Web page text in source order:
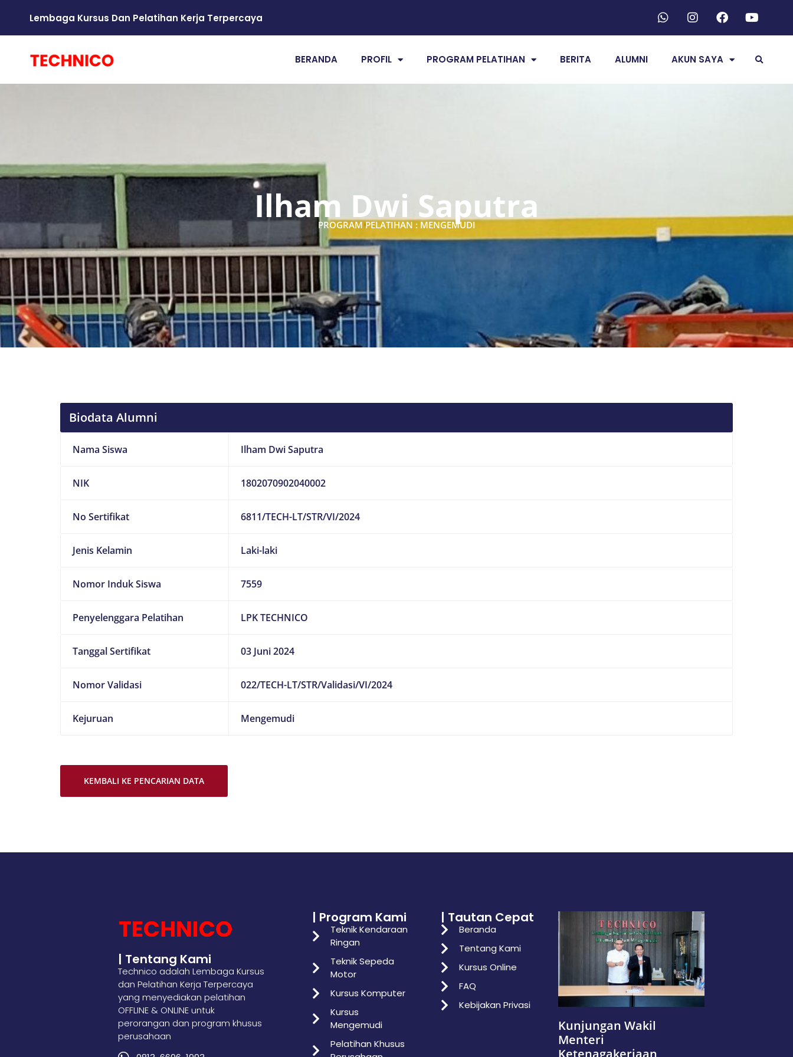
Lembaga Kursus Dan Pelatihan Kerja Terpercaya
BERANDA PROFIL PROGRAM PELATIHAN BERITA ALUMNI AKUN SAYA
Ilham Dwi Saputra
PROGRAM PELATIHAN : MENGEMUDI
Biodata Alumni
Nama Siswa Ilham Dwi Saputra
NIK 1802070902040002
No Sertifikat 6811/TECH-LT/STR/VI/2024
Jenis Kelamin Laki-laki
Nomor Induk Siswa 7559
Penyelenggara Pelatihan LPK TECHNICO
Tanggal Sertifikat 03 Juni 2024
Nomor Validasi 022/TECH-LT/STR/Validasi/VI/2024
Kejuruan Mengemudi
KEMBALI KE PENCARIAN DATA
| Tentang Kami
Technico adalah Lembaga Kursus
dan Pelatihan Kerja Terpercaya
yang menyediakan pelatihan
OFFLINE & ONLINE untuk
perorangan dan program khusus
perusahaan
| Program Kami
Teknik Kendaraan
Ringan
Teknik Sepeda
Motor
Kursus Komputer
Kursus
Mengemudi
Pelatihan Khusus
| Tautan Cepat
Beranda
Tentang Kami
Kursus Online
FAQ
Kebijakan Privasi
Kunjungan Wakil
Menteri
Ketenagakerjaan